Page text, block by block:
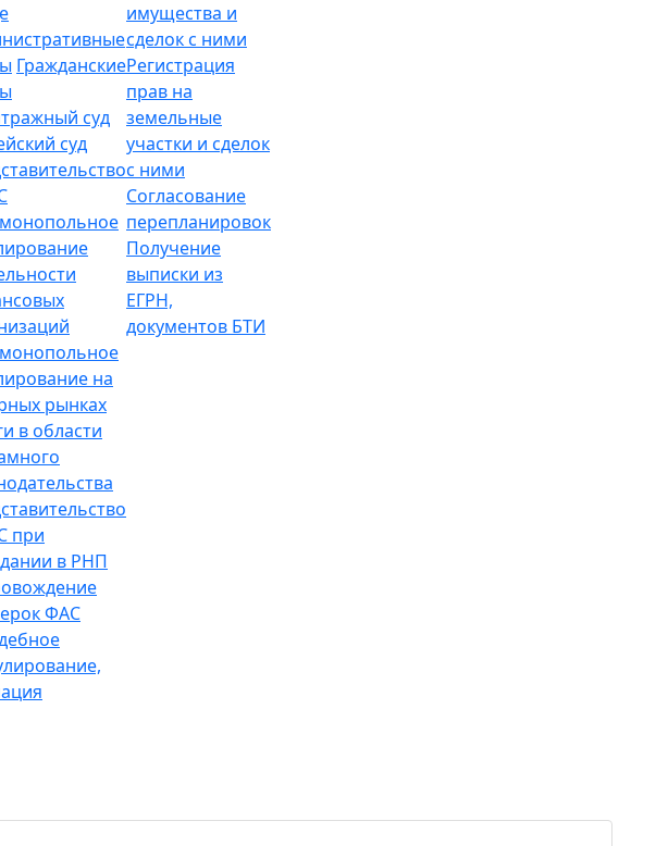
Гражданские
суд
суд
на
рынках
в области
при
в РНП
ФАС
имущества и
сделок с ними
Регистрация
прав на
земельные
участки и сделок
с ними
Согласование
перепланировок
Получение
выписки из
ЕГРН,
документов БТИ